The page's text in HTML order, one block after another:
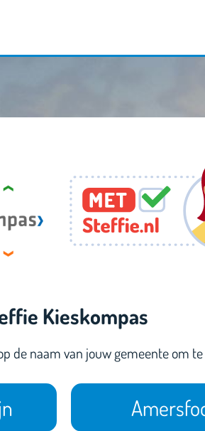
Kieskompas
de naam van jouw gemeente om